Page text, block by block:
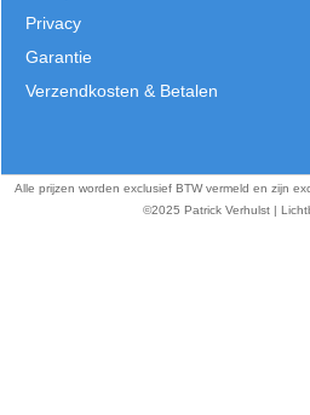
Privacy
Garantie
Verzendkosten & Betalen
Alle prijzen worden exclusief BTW vermeld en zijn
©2025 Patrick Verhulst |